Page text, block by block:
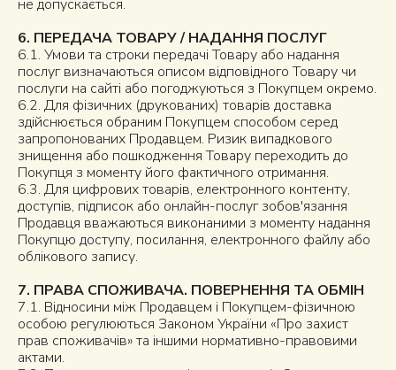
не допускається.
6. ПЕРЕДАЧА ТОВАРУ / НАДАННЯ ПОСЛУГ
6.1. Умови та строки передачі Товару або надання
послуг визначаються описом відповідного Товару чи
послуги на сайті або погоджуються з Покупцем окремо.
6.2. Для фізичних (друкованих) товарів доставка
здійснюється обраним Покупцем способом серед
запропонованих Продавцем. Ризик випадкового
знищення або пошкодження Товару переходить до
Покупця з моменту його фактичного отримання.
6.3. Для цифрових товарів, електронного контенту,
доступів, підписок або онлайн-послуг зобов'язання
Продавця вважаються виконаними з моменту надання
Покупцю доступу, посилання, електронного файлу або
облікового запису.
7. ПРАВА СПОЖИВАЧА. ПОВЕРНЕННЯ ТА ОБМІН
7.1. Відносини між Продавцем і Покупцем-фізичною
особою регулюються Законом України «Про захист
прав споживачів» та іншими нормативно-правовими
актами.